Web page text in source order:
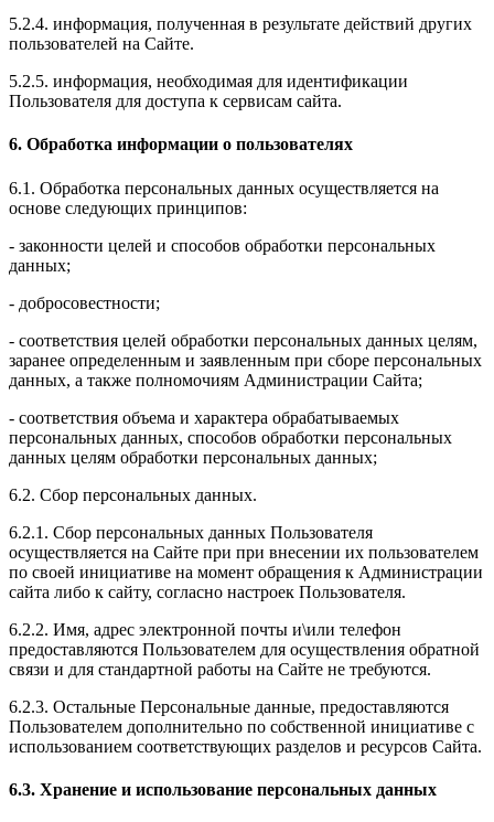
5.2.4. информация, полученная в результате действий других
пользователей на Сайте.
5.2.5. информация, необходимая для идентификации
Пользователя для доступа к сервисам сайта.
6. Обработка информации о пользователях
6.1. Обработка персональных данных осуществляется на
основе следующих принципов:
- законности целей и способов обработки персональных
данных;
- добросовестности;
- соответствия целей обработки персональных данных целям,
заранее определенным и заявленным при сборе персональных
данных, а также полномочиям Администрации Сайта;
- соответствия объема и характера обрабатываемых
персональных данных, способов обработки персональных
данных целям обработки персональных данных;
6.2. Сбор персональных данных.
6.2.1. Сбор персональных данных Пользователя
осуществляется на Сайте при при внесении их пользователем
по своей инициативе на момент обращения к Администрации
сайта либо к сайту, согласно настроек Пользователя.
6.2.2. Имя, адрес электронной почты и\или телефон
предоставляются Пользователем для осуществления обратной
связи и для стандартной работы на Сайте не требуются.
6.2.3. Остальные Персональные данные, предоставляются
Пользователем дополнительно по собственной инициативе с
использованием соответствующих разделов и ресурсов Сайта.
6.3. Хранение и использование персональных данных